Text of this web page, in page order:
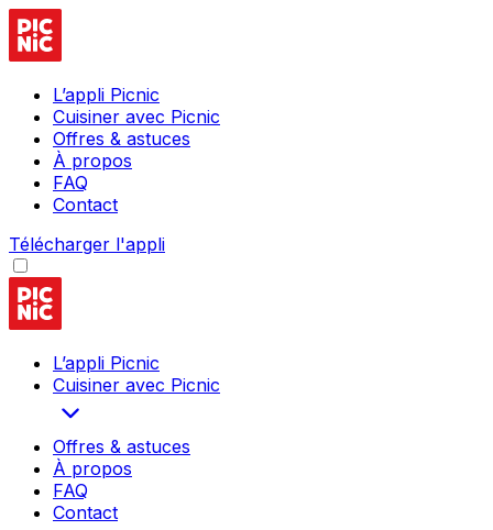
L’appli Picnic
Cuisiner avec Picnic
Offres & astuces
À propos
FAQ
Contact
Télécharger l'appli
L’appli Picnic
Cuisiner avec Picnic
Offres & astuces
À propos
FAQ
Contact